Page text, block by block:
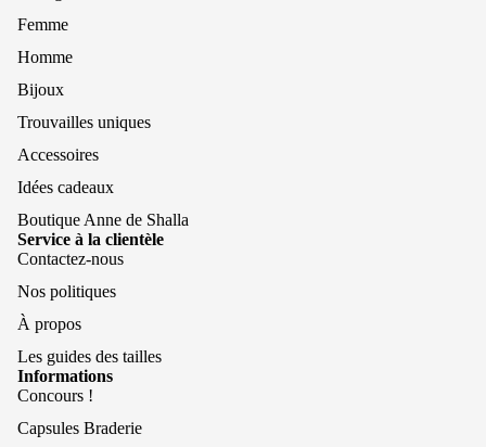
Femme
Homme
Bijoux
Trouvailles uniques
Accessoires
Idées cadeaux
Boutique Anne de Shalla
Service à la clientèle
Contactez-nous
Nos politiques
À propos
Les guides des tailles
Informations
Concours !
Capsules Braderie